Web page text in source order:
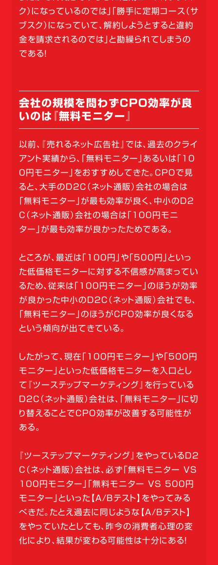
ク）になっているのでは」「勝手に定期コース（サ
ブスク）になっていて、解約しようとすると違約
金を請求されるのでは」と勘繰られてしまうの
である！
会社の規模を問わずCPO効率が良
いのは『無料モニター』
以前、『売れるネット広告社』では、過去のクライ
アント実績から、「無料モニター」あるいは「10
0円モニター」をおすすめしてきた。CPOで見
ると、大手のD2C（ネット通販）会社の場合は
「無料モニター」が最も効率が良く、中小のD2
C（ネット通販）会社の場合は「100円モニ
ター」が最も効率が良かったためである。
ところが、最近は「100円」や「500円」といっ
た低価格モニターに対する不信感が高まってい
るため、従来は「100円モニター」のほうが効率
が良かった中小のD2C（ネット通販）会社でも、
「無料モニター」のほうがCPO効率が良くなる
という傾向が出てきている。
したがって、現在「100円モニター」や「500円
モニター」といった低価格モニターを入口とし
て『ツーステップマーケティング』を行っている
D2C（ネット通販）会社は、「無料モニター」に切
り替えることでCPO効率が改善する可能性が
ある。
『ツーステップマーケティング』をやっているD2
C（ネット通販）会社は、必ず「無料モニター VS
100円モニター」「無料モニター VS 500円
モニター」といった【A/Bテスト】をやってみる
べきだ。たとえ過去に同じような【A/Bテスト】
をやっていたとしても、昨今の消費者心理の変
化により、結果が変わる可能性は十分にある！